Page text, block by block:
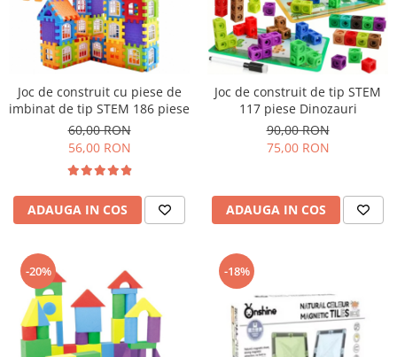
Joc de construit cu piese de
imbinat de tip STEM 186 piese
60,00 RON
56,00 RON
ADAUGA IN COS
Joc de construit de tip STEM
117 piese Dinozauri
90,00 RON
75,00 RON
ADAUGA IN COS
-20% -18%